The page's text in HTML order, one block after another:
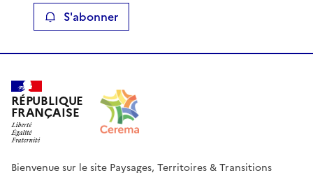
S'abonner
RÉPUBLIQUE
FRANÇAISE
Bienvenue sur le site Paysages, Territoires & Transitions